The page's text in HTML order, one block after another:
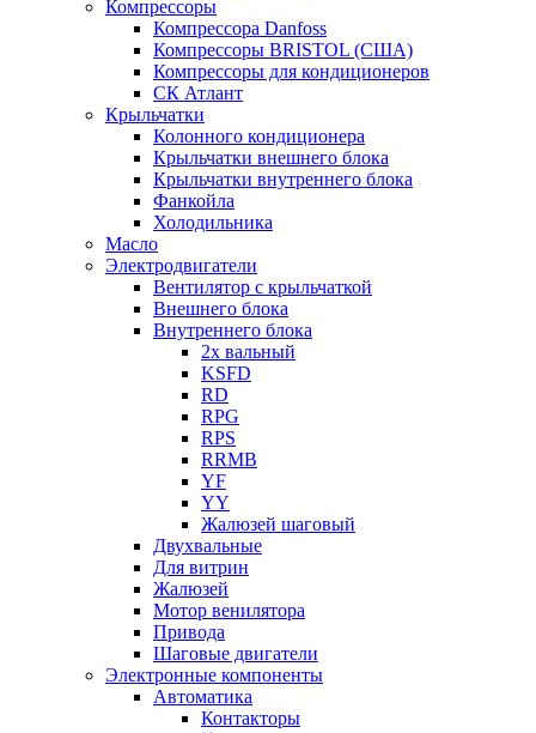
Компрессоры
Компрессора Danfoss
Компрессоры BRISTOL (США)
Компрессоры для кондиционеров
СК Атлант
Крыльчатки
Колонного кондиционера
Крыльчатки внешнего блока
Крыльчатки внутреннего блока
Фанкойла
Холодильника
Масло
Электродвигатели
Вентилятор с крыльчаткой
Внешнего блока
Внутреннего блока
2х вальный
KSFD
RD
RPG
RPS
RRMB
YF
YY
Жалюзей шаговый
Двухвальные
Для витрин
Жалюзей
Мотор венилятора
Привода
Шаговые двигатели
Электронные компоненты
Автоматика
Контакторы